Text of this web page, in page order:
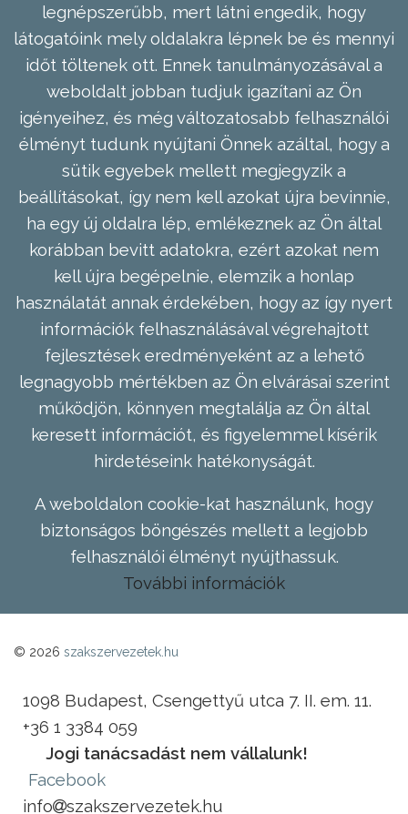
legnépszerűbb, mert látni engedik, hogy
látogatóink mely oldalakra lépnek be és mennyi
időt töltenek ott. Ennek tanulmányozásával a
weboldalt jobban tudjuk igazítani az Ön
igényeihez, és még változatosabb felhasználói
élményt tudunk nyújtani Önnek azáltal, hogy a
sütik egyebek mellett megjegyzik a
beállításokat, így nem kell azokat újra bevinnie,
ha egy új oldalra lép, emlékeznek az Ön által
korábban bevitt adatokra, ezért azokat nem
kell újra begépelnie, elemzik a honlap
használatát annak érdekében, hogy az így nyert
információk felhasználásával végrehajtott
fejlesztések eredményeként az a lehető
legnagyobb mértékben az Ön elvárásai szerint
működjön, könnyen megtalálja az Ön által
keresett információt, és figyelemmel kísérik
hirdetéseink hatékonyságát.
A weboldalon cookie-kat használunk, hogy
biztonságos böngészés mellett a legjobb
felhasználói élményt nyújthassuk.
További információk
© 2026 szakszervezetek.hu
1098 Budapest, Csengettyű utca 7. II. em. 11.
+36 1 3384 059
Jogi tanácsadást nem vállalunk!
Facebook
info
szakszervezetek.hu